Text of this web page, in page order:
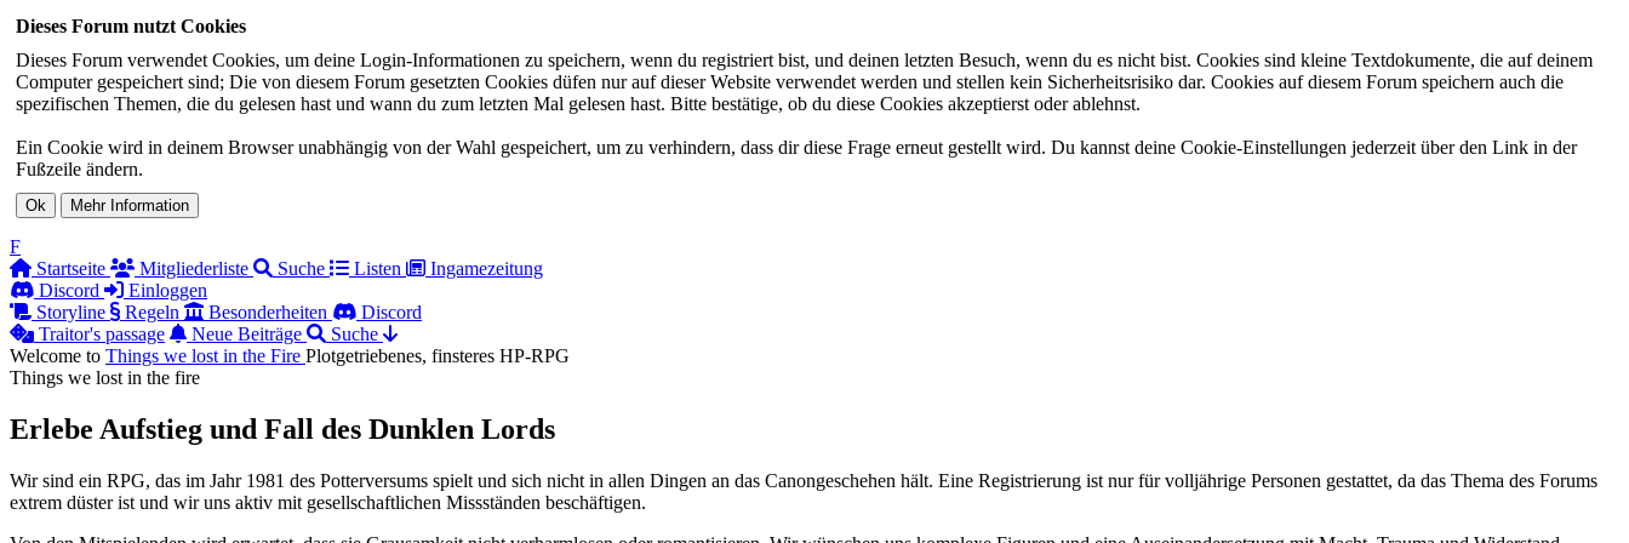
Dieses Forum nutzt Cookies
Dieses Forum verwendet Cookies, um deine Login-Informationen zu speichern, wenn du registriert bist, und deinen letzten Besuch, wenn du es nicht bist. Cookies sind kleine Textdokumente, die auf deinem
Computer gespeichert sind; Die von diesem Forum gesetzten Cookies düfen nur auf dieser Website verwendet werden und stellen kein Sicherheitsrisiko dar. Cookies auf diesem Forum speichern auch die
spezifischen Themen, die du gelesen hast und wann du zum letzten Mal gelesen hast. Bitte bestätige, ob du diese Cookies akzeptierst oder ablehnst.
Ein Cookie wird in deinem Browser unabhängig von der Wahl gespeichert, um zu verhindern, dass dir diese Frage erneut gestellt wird. Du kannst deine Cookie-Einstellungen jederzeit über den Link in der
Fußzeile ändern.
F
Startseite
Mitgliederliste Suche Listen
Ingamezeitung
Discord
Einloggen
Storyline
Regeln Besonderheiten
Discord
Traitor's passage
Neue Beiträge
Suche
Welcome to Things we lost in the Fire Plotgetriebenes, finsteres HP-RPG
Things we lost in the fire
Erlebe Aufstieg und Fall des Dunklen Lords
Wir sind ein RPG, das im Jahr 1981 des Potterversums spielt und sich nicht in allen Dingen an das Canongeschehen hält. Eine Registrierung ist nur für volljährige Personen gestattet, da das Thema des Forums
extrem düster ist und wir uns aktiv mit gesellschaftlichen Missständen beschäftigen.